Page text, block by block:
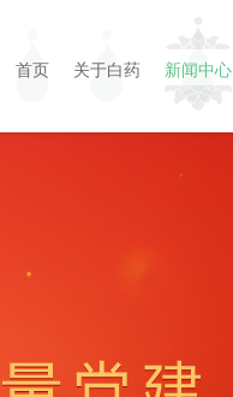
首页 关于白药 新闻中心